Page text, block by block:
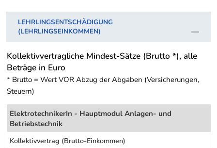
LEHRLINGSENTSCHÄDIGUNG
(LEHRLINGSEINKOMMEN)
Kollektivvertragliche Mindest-Sätze (Brutto *), alle
Beträge in Euro
* Brutto = Wert VOR Abzug der Abgaben (Versicherungen,
Steuern)
ElektrotechnikerIn - Hauptmodul Anlagen- und
Betriebstechnik
Kollektivvertrag (Brutto-Einkommen)